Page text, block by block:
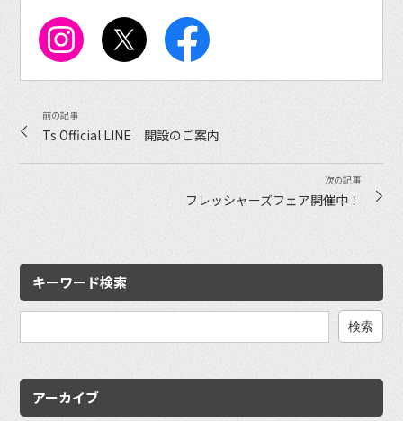
Ts Official LINE 開設のご案内
フレッシャーズフェア開催中！
キーワード検索
アーカイブ